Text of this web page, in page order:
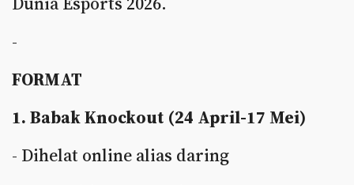
-
FORMAT
1. Babak Knockout (24 April-17 Mei)
- Dihelat online alias daring